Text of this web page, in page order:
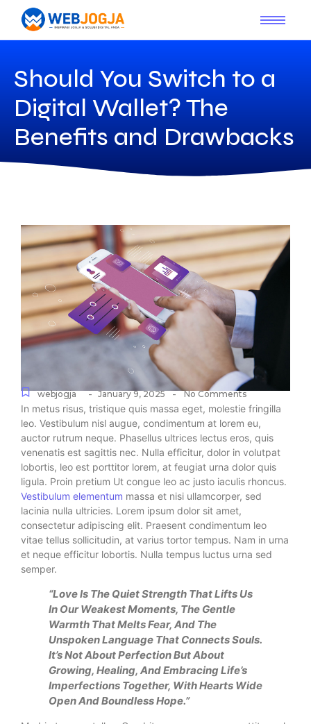
Should You Switch to a
Digital Wallet? The
Benefits and Drawbacks
webjogja - January 9, 2025 - No Comments
In metus risus, tristique quis massa eget, molestie fringilla
leo. Vestibulum nisl augue, condimentum at lorem eu,
auctor rutrum neque. Phasellus ultrices lectus eros, quis
venenatis est sagittis nec. Nulla efficitur, dolor in volutpat
lobortis, leo est porttitor lorem, at feugiat urna dolor quis
ligula. Proin pretium Ut congue leo ac justo iaculis rhoncus.
Vestibulum elementum massa et nisi ullamcorper, sed
lacinia nulla ultricies. Lorem ipsum dolor sit amet,
consectetur adipiscing elit. Praesent condimentum leo
vitae tellus sollicitudin, at varius tortor tempus. Nam in urna
et neque efficitur lobortis. Nulla tempus luctus urna sed
semper.
“Love Is The Quiet Strength That Lifts Us
In Our Weakest Moments, The Gentle
Warmth That Melts Fear, And The
Unspoken Language That Connects Souls.
It’s Not About Perfection But About
Growing, Healing, And Embracing Life’s
Imperfections Together, With Hearts Wide
Open And Boundless Hope.”